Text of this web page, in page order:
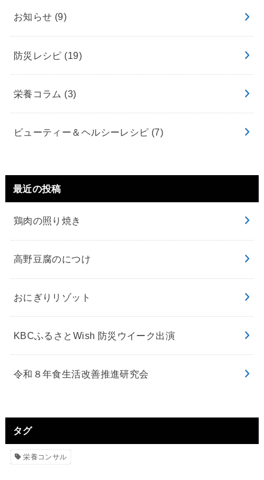
お知らせ (9)
防災レシピ (19)
栄養コラム (3)
ビューティー＆ヘルシーレシピ (7)
最近の投稿
鶏肉の照り焼き
高野豆腐のにつけ
おにぎりリゾット
KBCふるさとWish 防災ウイーク出演
令和８年食生活改善推進研究会
タグ
栄養コンサル